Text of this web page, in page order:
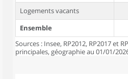
Logements vacants
Ensemble
Sources : Insee, RP2012, RP2017 et
principales, géographie au 01/01/